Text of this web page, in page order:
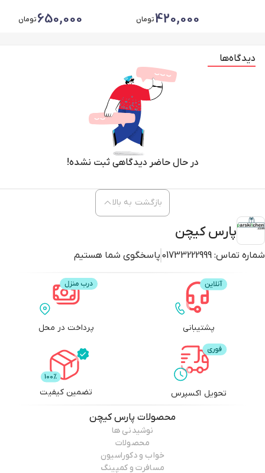
420,000تومان 650,000تومان
دیدگاه‌ها
در حال حاضر دیدگاهی ثبت نشده!
پارس کیچن
شماره تماس: 01733222999 پاسخگوی شما هستیم
بازگشت به بالا
پشتیبانی پرداخت در محل
تحویل اکسپرس تضمین کیفیت
محصولات پارس کیچن
نوشیدنی ها
محصولات
خواب و دکوراسیون
مسافرت و کمپینگ